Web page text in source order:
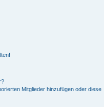
Mitglieder hinzufügen oder diese